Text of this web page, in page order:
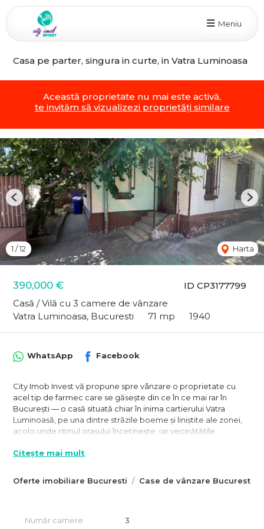
Meniu
Casa pe parter, singura in curte, in Vatra Luminoasa
Această proprietate nu mai este activă,
te invităm să vizualizezi proprietăți similare
ID CP3177799
390,000 €
Casă / Vilă cu 3 camere de vânzare
Vatra Luminoasa, Bucuresti
71 mp 1940
1 /12 Harta
Previous
Oferte imobiliare Bucuresti Case de vânzare Bucuresti
WhatsApp Facebook
City Imob Invest vă propune spre vânzare o proprietate cu
acel tip de farmec care se găsește din ce în ce mai rar în
București — o casă situată chiar în inima cartierului Vatra
Luminoasă, pe una dintre străzile boeme și liniștite ale zonei,
acolo unde ritmul orașului încetinește, iar vecinătățile
așezat.
care își doresc liniște, vegetație, intimitate și sentimentul unei
o casă intima de familie, o proprietate cu potențial de
Citește mai mult
Număr camere 3